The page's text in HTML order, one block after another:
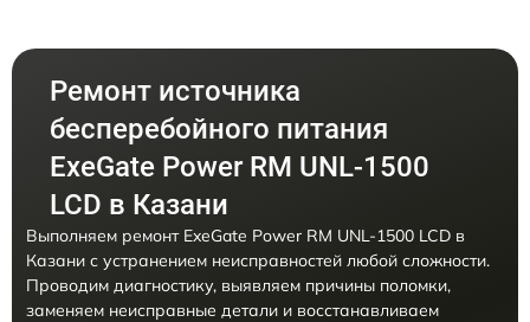
Ремонт источника
бесперебойного питания
ExeGate Power RM UNL-1500
LCD в Казани
Выполняем ремонт ExeGate Power RM UNL-1500 LCD в
Казани с устранением неисправностей любой сложности.
Проводим диагностику, выявляем причины поломки,
заменяем неисправные детали и восстанавливаем